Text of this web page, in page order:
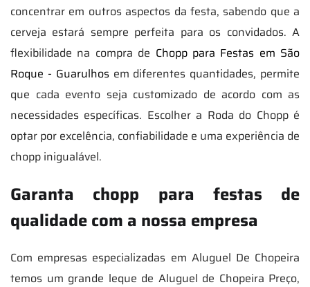
concentrar em outros aspectos da festa, sabendo que a
cerveja estará sempre perfeita para os convidados. A
flexibilidade na compra de Chopp para Festas em São
Roque - Guarulhos em diferentes quantidades, permite
que cada evento seja customizado de acordo com as
necessidades específicas. Escolher a Roda do Chopp é
optar por excelência, confiabilidade e uma experiência de
chopp inigualável.
Garanta chopp para festas de
qualidade com a nossa empresa
Com empresas especializadas em Aluguel De Chopeira
temos um grande leque de Aluguel de Chopeira Preço,